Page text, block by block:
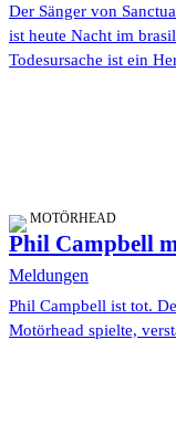
Der Sänger von
ist heute Nacht im
Todesursache ist ein
MOTÖRHEAD
Phil Campbell
Meldungen
Phil Campbell ist tot.
Motörhead spielte,